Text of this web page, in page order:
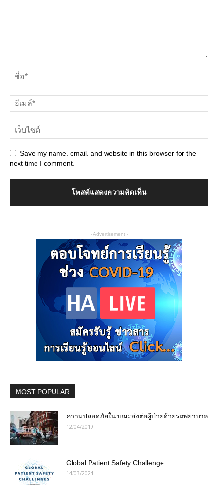
Save my name, email, and website in this browser for the
next time I comment.
- Advertisement -
MOST POPULAR
ความปลอดภัยในขณะส่งต่อผู้ป่วยด้วยรถพยาบาล
12/04/2019
Global Patient Safety Challenge
14/03/2024